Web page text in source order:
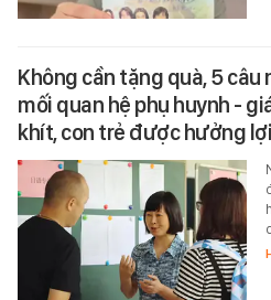
Không cần tặng quà, 5 câu
mối quan hệ phụ huynh -
khít, con trẻ được hưởng